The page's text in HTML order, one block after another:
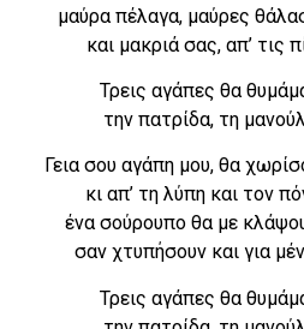
μαύρα πέλαγα, μαύρες
και μακριά σας, απ’ τις
Τρεις αγάπες θα
την πατρίδα, τη
Γεια σου αγάπη μου, θα
κι απ’ τη λύπη και τον
ένα σούρουπο θα με
σαν χτυπήσουν και για
Τρεις αγάπες θα